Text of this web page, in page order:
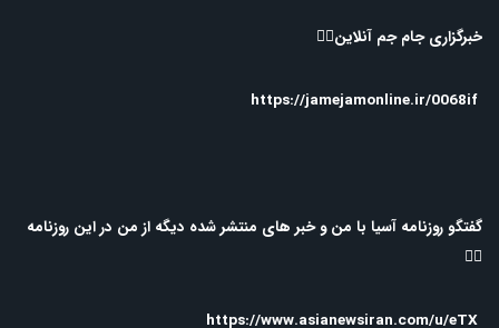
خبرگزاری جام جم آنلاین👇🏻
https://jamejamonline.ir/0068if
گفتگو روزنامه آسیا با من و خبر های منتشر شده دیگه از من در این روزنامه
👇🏻
https://www.asianewsiran.com/u/eTX